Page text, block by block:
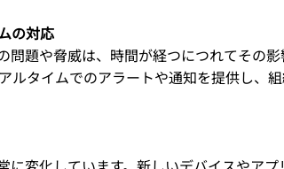
の対応
問題や脅威は、時間が経つにつれてその影
ルタイムでのアラートや通知を提供し、